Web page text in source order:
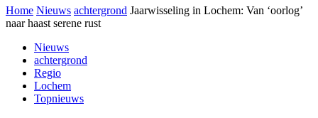
Home Nieuws achtergrond Jaarwisseling in Lochem: Van ‘oorlog’
naar haast serene rust
Nieuws
achtergrond
Regio
Lochem
Topnieuws